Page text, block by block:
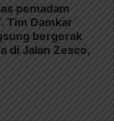
pemadam
Tim Damkar
bergerak
di Jalan Zesco,